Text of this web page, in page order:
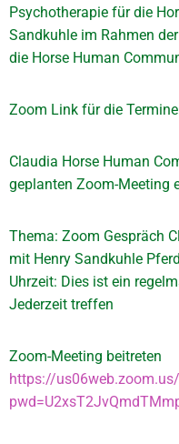
Psychotherapie für die
Sandkuhle im Rahmen
die Horse Human
Zoom Link für die
Claudia Horse Human
geplanten Zoom-Meeting
Thema: Zoom Gespräch
mit Henry Sandkuhle
Uhrzeit: Dies ist ein
Jederzeit treffen
Zoom-Meeting beitreten
https://